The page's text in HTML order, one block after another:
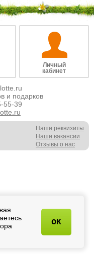
Личный
кабинет
и подарков
55-39
Наши реквизиты
Наши вакансии
Отзывы о нас
OK